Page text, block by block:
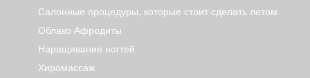
Салонные процедуры, которые стоит сделать летом
Облако Афродиты
Наращивание ногтей
Хиромассаж